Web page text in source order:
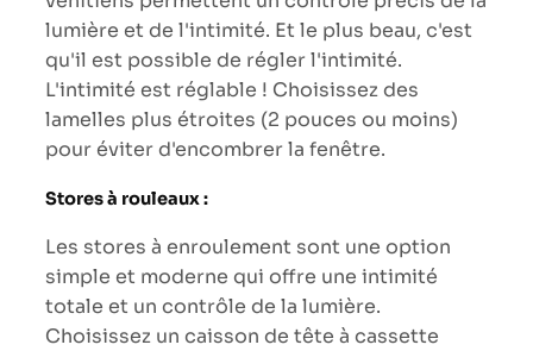
lumière et de l'intimité. Et le plus beau, c'est
qu'il est possible de régler l'intimité.
L'intimité est réglable ! Choisissez des
lamelles plus étroites (2 pouces ou moins)
pour éviter d'encombrer la fenêtre.
Stores à rouleaux :
Les stores à enroulement sont une option
simple et moderne qui offre une intimité
totale et un contrôle de la lumière.
Choisissez un caisson de tête à cassette